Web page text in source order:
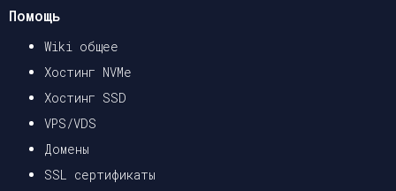
Помощь
Wiki общее
Хостинг NVMe
Хостинг SSD
VPS/VDS
Домены
SSL сертификаты